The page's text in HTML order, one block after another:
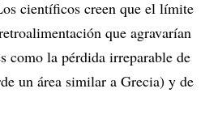
científicos creen que el límite
que agravarían
como la pérdida irreparable de
un área similar a Grecia) y de